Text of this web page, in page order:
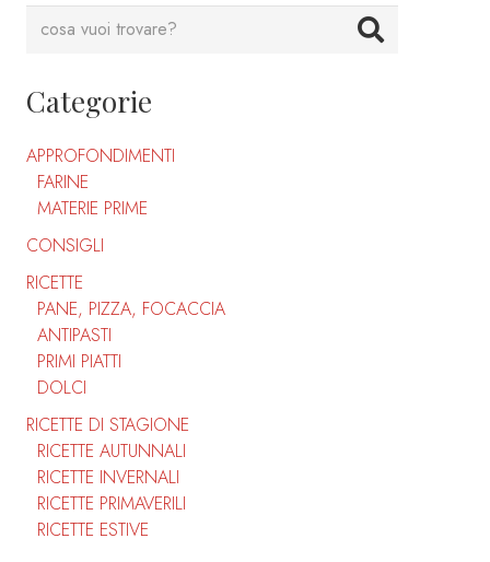
Categorie
APPROFONDIMENTI
FARINE
MATERIE PRIME
CONSIGLI
RICETTE
PANE, PIZZA, FOCACCIA
ANTIPASTI
PRIMI PIATTI
DOLCI
RICETTE DI STAGIONE
RICETTE AUTUNNALI
RICETTE INVERNALI
RICETTE PRIMAVERILI
RICETTE ESTIVE